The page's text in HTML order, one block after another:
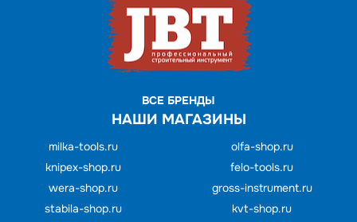
ВСЕ БРЕНДЫ
НАШИ МАГАЗИНЫ
milka-tools.ru
knipex-shop.ru
wera-shop.ru
stabila-shop.ru
olfa-shop.ru
felo-tools.ru
gross-instrument.ru
kvt-shop.ru